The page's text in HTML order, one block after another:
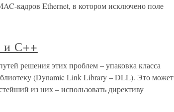
кадров Ethernet, в котором исключено поле
и С++
решения этих проблем – упаковка класса
(Dynamic Link Library – DLL). Это может
из них – использовать директиву